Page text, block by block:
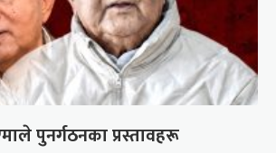
पुनर्गठनका प्रस्तावहरू